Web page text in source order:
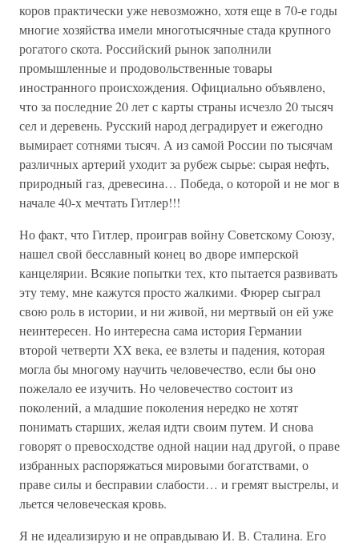
коров практически уже невозможно, хотя еще в 70-е годы
многие хозяйства имели многотысячные стада крупного
рогатого скота. Российский рынок заполнили
промышленные и продовольственные товары
иностранного происхождения. Официально объявлено,
что за последние 20 лет с карты страны исчезло 20 тысяч
сел и деревень. Русский народ деградирует и ежегодно
вымирает сотнями тысяч. А из самой России по тысячам
различных артерий уходит за рубеж сырье: сырая нефть,
природный газ, древесина… Победа, о которой и не мог в
начале 40-х мечтать Гитлер!!!
Но факт, что Гитлер, проиграв войну Советскому Союзу,
нашел свой бесславный конец во дворе имперской
канцелярии. Всякие попытки тех, кто пытается развивать
эту тему, мне кажутся просто жалкими. Фюрер сыграл
свою роль в истории, и ни живой, ни мертвый он ей уже
неинтересен. Но интересна сама история Германии
второй четверти XX века, ее взлеты и падения, которая
могла бы многому научить человечество, если бы оно
пожелало ее изучить. Но человечество состоит из
поколений, а младшие поколения нередко не хотят
понимать старших, желая идти своим путем. И снова
говорят о превосходстве одной нации над другой, о праве
избранных распоряжаться мировыми богатствами, о
праве силы и бесправии слабости… и гремят выстрелы, и
льется человеческая кровь.
Я не идеализирую и не оправдываю И. В. Сталина. Его